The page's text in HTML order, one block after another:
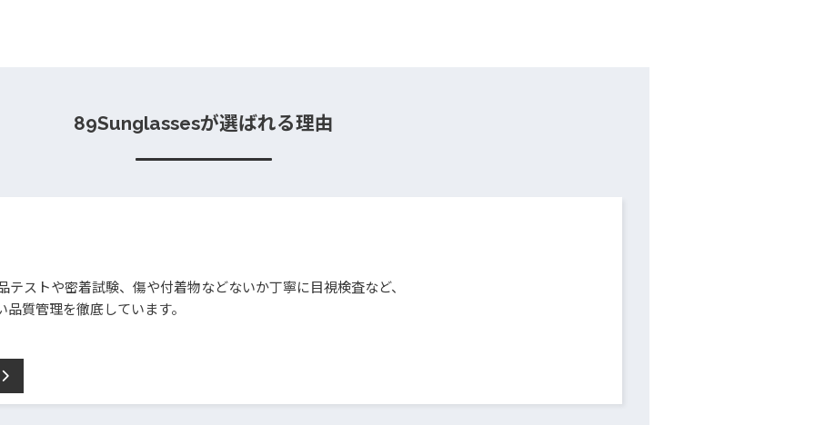
89Sunglassesが選ばれる理由
ストや密着試験、傷や付着物などないか丁寧に目視検査など、
質管理を徹底しています。